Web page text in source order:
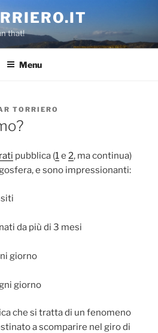
that!
Menu
TORRIERO
pubblica (1e 2, ma continua)
e sono impressionanti:
da più di 3 mesi
giorno
giorno
che si tratta di un fenomeno
a scomparire nel giro di